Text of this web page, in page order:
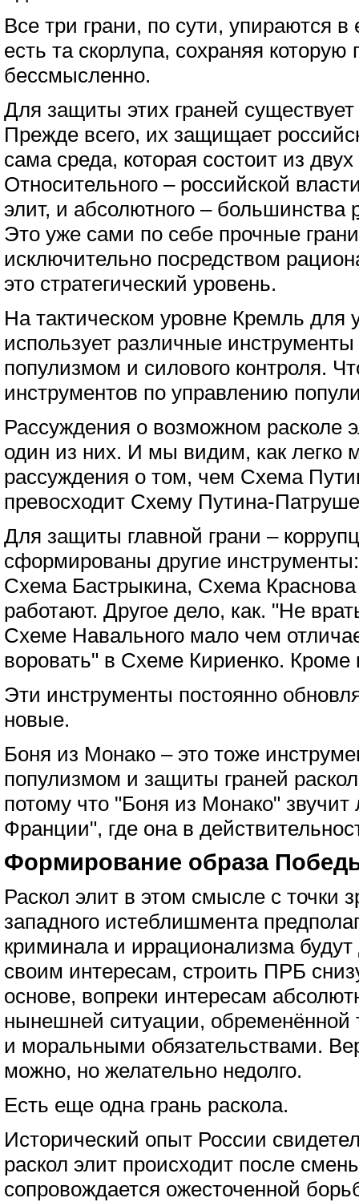
Все три грани, по сути, упираются
есть та скорлупа, сохраняя которую
бессмысленно.
Для защиты этих граней
Прежде всего, их защищает
сама среда, которая состоит из
Относительного – российской
элит, и абсолютного – большинства
Это уже сами по себе прочные
исключительно посредством
это стратегический уровень.
На тактическом уровне Кремль для
использует различные
популизмом и силового контроля.
инструментов по управлению
Рассуждения о возможном расколе
один из них. И мы видим, как легко
рассуждения о том, чем Схема
превосходит Схему Путина-
Для защиты главной грани –
сформированы другие
Схема Бастрыкина, Схема
работают. Другое дело, как. "Не
Схеме Навального мало чем
воровать" в Схеме Кириенко.
Эти инструменты постоянно
новые.
Боня из Монако – это тоже
популизмом и защиты граней
потому что "Боня из Монако"
Франции", где она в
Формирование образа
Раскол элит в этом смысле с точки
западного истеблишмента
криминала и иррационализма будут
своим интересам, строить ПРБ
основе, вопреки интересам
нынешней ситуации,
и моральными обязательствами.
можно, но желательно недолго.
Есть еще одна грань раскола.
Исторический опыт России
раскол элит происходит после
сопровождается ожесточенной